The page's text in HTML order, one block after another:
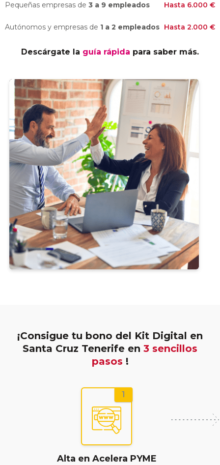
Pequeñas empresas de 3 a 9 empleados Hasta 6.000 €
Autónomos y empresas de 1 a 2 empleados Hasta 2.000 €
Descárgate la guía rápida para saber más.
¡Consigue tu bono del Kit Digital en
Santa Cruz Tenerife en 3 sencillos
pasos !
Alta en Acelera PYME
1